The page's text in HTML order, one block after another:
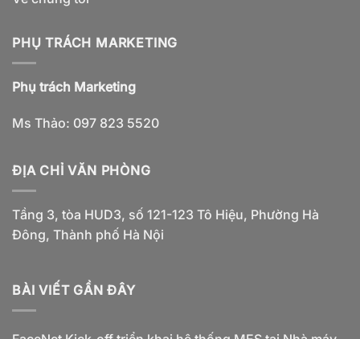
PHỤ TRÁCH MARKETING
Phụ trách Marketing
Ms Thảo: 097 823 5520
ĐỊA CHỈ VĂN PHÒNG
Tầng 3, tòa HUD3, số 121-123 Tô Hiệu, Phường Hà
Đông, Thành phố Hà Nội
BÀI VIẾT GẦN ĐÂY